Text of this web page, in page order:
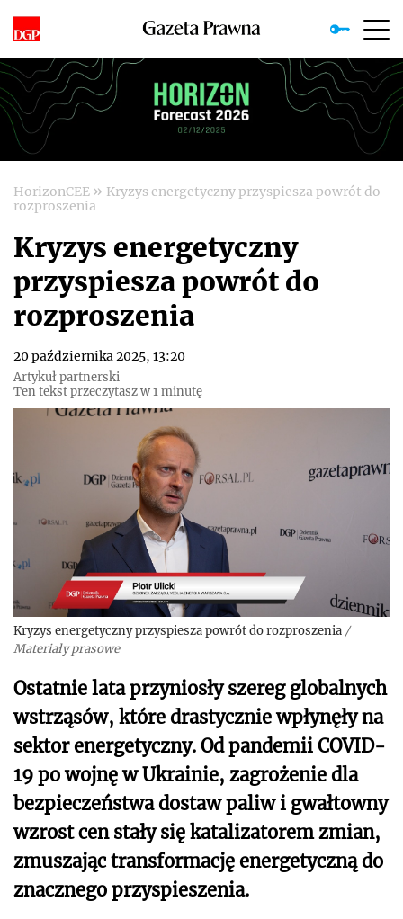
HorizonCEE » Kryzys energetyczny przyspiesza powrót do
rozproszenia
Kryzys energetyczny
przyspiesza powrót do
rozproszenia
20 października 2025, 13:20
Artykuł partnerski
Ten tekst przeczytasz w 1 minutę
Kryzys energetyczny przyspiesza powrót do rozproszenia /
Materiały prasowe
Ostatnie lata przyniosły szereg globalnych
wstrząsów, które drastycznie wpłynęły na
sektor energetyczny. Od pandemii COVID-
19 po wojnę w Ukrainie, zagrożenie dla
bezpieczeństwa dostaw paliw i gwałtowny
wzrost cen stały się katalizatorem zmian,
zmuszając transformację energetyczną do
znacznego przyspieszenia.